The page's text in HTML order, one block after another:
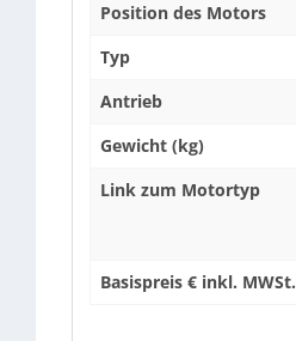
Position des Motors
Typ
Antrieb
Gewicht (kg)
Link zum Motortyp
Basispreis € inkl. MWSt.